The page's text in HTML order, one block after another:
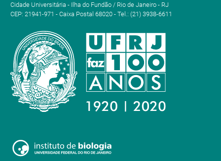
Cidade Universitária - Ilha do Fundão / Rio de Janeiro - RJ
CEP: 21941-971 - Caixa Postal 68020 - Tel.: (21) 3938-6611